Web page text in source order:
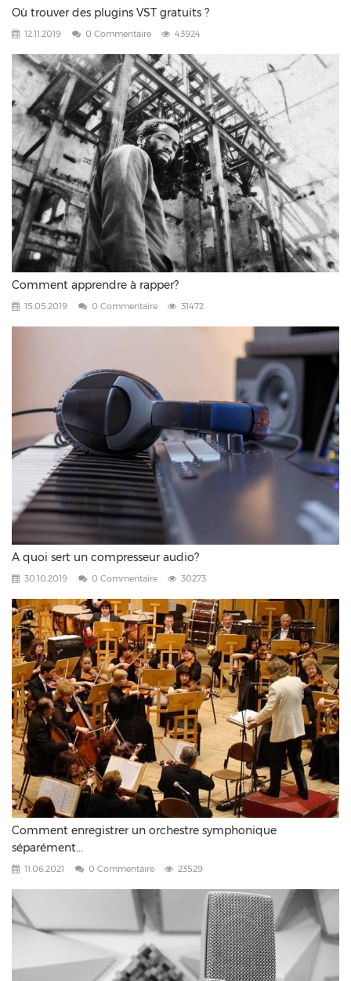
Où trouver des plugins VST gratuits ?
12.11.2019 0 Commentaire 43924
Comment apprendre à rapper?
15.05.2019 0 Commentaire 31472
A quoi sert un compresseur audio?
30.10.2019 0 Commentaire 30273
Comment enregistrer un orchestre symphonique
séparément...
11.06.2021 0 Commentaire 23529